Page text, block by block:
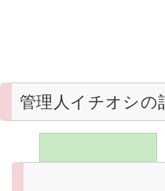
管理人イチオシの